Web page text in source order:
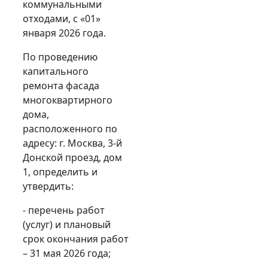
коммунальными
отходами, с «01»
января 2026 года.
По проведению
капитального
ремонта фасада
многоквартирного
дома,
расположенного по
адресу: г. Москва, 3-й
Донской проезд, дом
1, определить и
утвердить:
- перечень работ
(услуг) и плановый
срок окончания работ
– 31 мая 2026 года;